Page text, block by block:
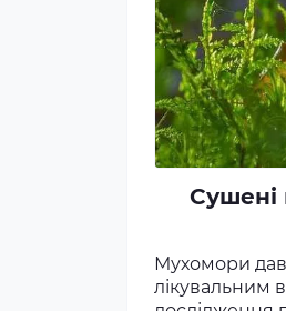
Сушені
Мухомори
лікувальним